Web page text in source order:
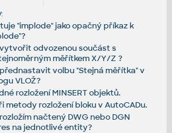
:
"implode" jako opačný příkaz k
odvozenou součást s
měřítkem X/Y/Z ?
volbu "Stejná měřítka" v
VLOŽ?
rozložení MINSERT objektů.
metody rozložení bloku v AutoCADu.
načtený DWG nebo DGN
na jednotlivé entity?